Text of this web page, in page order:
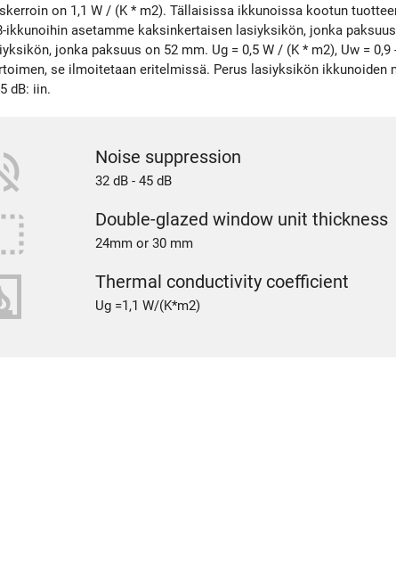
on 1,1 W / (K * m2). Tällaisissa ikkunoissa kootun
asetamme kaksinkertaisen lasiyksikön, jonka paksuus
jonka paksuus on 52 mm. Ug = 0,5 W / (K * m2), Uw =
se ilmoitetaan eritelmissä. Perus lasiyksikön ikkunoiden
dB: iin.
Noise suppression
32 dB - 45 dB
Double-glazed window unit thickness
24mm or 30 mm
Thermal conductivity coefficient
Ug =1,1 W/(K*m2)